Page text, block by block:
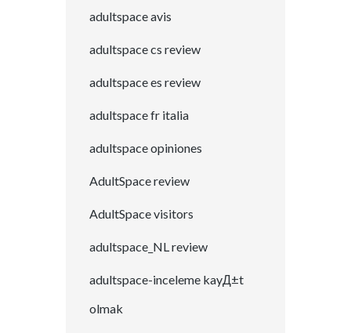
adultspace avis
adultspace cs review
adultspace es review
adultspace fr italia
adultspace opiniones
AdultSpace review
AdultSpace visitors
adultspace_NL review
adultspace-inceleme kayД±t
olmak